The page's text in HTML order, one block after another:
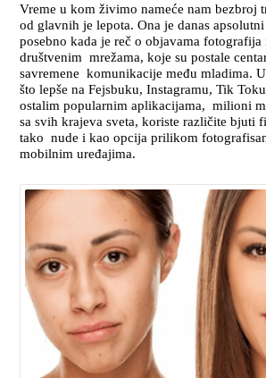
Vreme u kom živimo nameće nam bezbroj
od glavnih je lepota. Ona je danas
posebno kada je reč o objavama fotografija
društvenim mrežama, koje su postale
savremene komunikacije među mladima.
što lepše na Fejsbuku, Instagramu, Tik
ostalim popularnim aplikacijama, milioni
sa svih krajeva sveta, koriste različite bjuti
tako nude i kao opcija prilikom
mobilnim uređajima.